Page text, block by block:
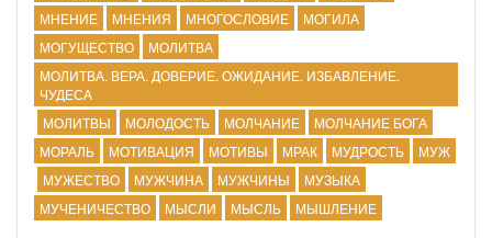
МНЕНИЕ
МНЕНИЯ МНОГОСЛОВИЕ
МОГИЛА
МОГУЩЕСТВО
МОЛИТВА
МОЛИТВА. ВЕРА. ДОВЕРИЕ. ОЖИДАНИЕ. ИЗБАВЛЕНИЕ.
ЧУДЕСА
МОЛИТВЫ
МОЛОДОСТЬ МОЛЧАНИЕ
МОЛЧАНИЕ БОГА
МОРАЛЬ
МОТИВАЦИЯ МОТИВЫ МРАК МУДРОСТЬ
МУЖ
МУЖЕСТВО
МУЖЧИНА МУЖЧИНЫ
МУЗЫКА
МУЧЕНИЧЕСТВО
МЫСЛИ МЫСЛЬ МЫШЛЕНИЕ